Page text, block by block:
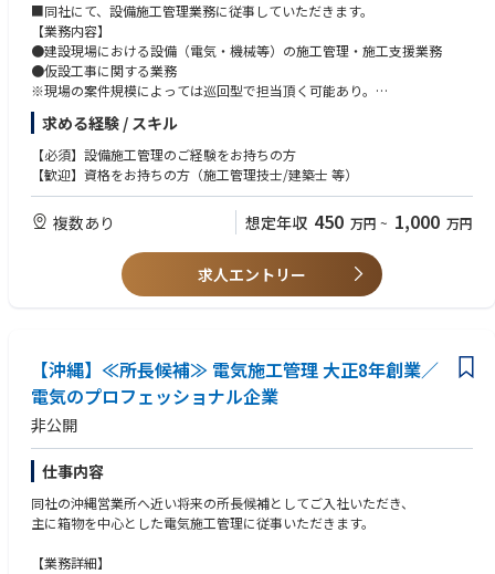
■同社にて、設備施工管理業務に従事していただきます。
【業務内容】
●建設現場における設備（電気・機械等）の施工管理・施工支援業務
●仮設工事に関する業務
※現場の案件規模によっては巡回型で担当頂く可能あり。
【物件について】
・プライム上場企業の所有施設、社屋・工場や倉庫を中心に、病院・商業
ビルの新築や改修工事、小さな修繕・修理から大規模な補修までの営繕工
【具体的に】
・事実行予算書や工程管理表の作成、工事進捗とともに月次の出来高を管
理し協力業者さんからの請求内容をチェックして原価管理を行い、
工程管理や品質管理、安全管理を主導頂きながら、若手社員の育成も担
・チームマネジメントにおける業務（現場でのOJT対応、若手・新人教
育、技術支援など）
求める経験 / スキル
【必須】設備施工管理のご経験をお持ちの方
【歓迎】資格をお持ちの方（施工管理技士/建築士 等）
複数あり 想定年収 450 万円 ~ 1,000 万円
求人エントリー
【沖縄】≪所長候補≫ 電気施工管理 大正8年創業／
電気のプロフェッショナル企業
非公開
仕事内容
同社の沖縄営業所へ近い将来の所長候補としてご入社いただき、
主に箱物を中心とした電気施工管理に従事いただきます。
【業務詳細】